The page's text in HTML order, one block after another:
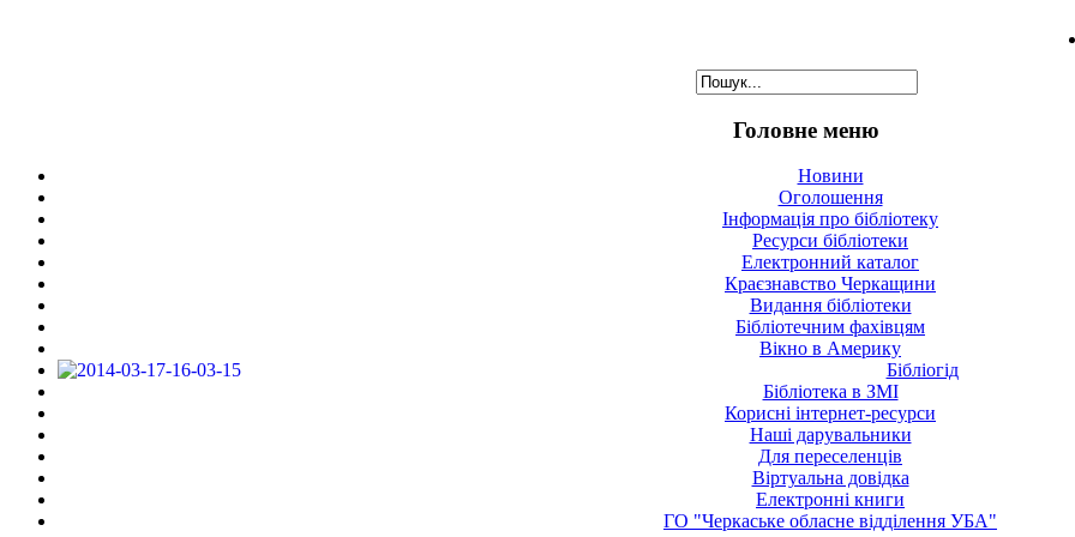
Головне меню
Новини
Оголошення
Інформація про бібліотеку
Ресурси бібліотеки
Електронний каталог
Краєзнавство Черкащини
Видання бібліотеки
Бібліотечним фахівцям
Вікно в Америку
Бібліогід
Бібліотека в ЗМІ
Корисні інтернет-ресурси
Наші дарувальники
Для переселенців
Віртуальна довідка
Електронні книги
ГО "Черкаське обласне відділення УБА"